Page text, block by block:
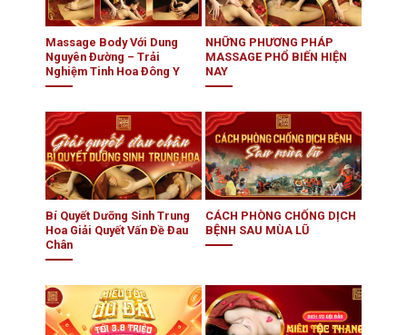
Massage Body Với Dung
Nguyên Đường – Trải
Nghiệm Tinh Hoa Đông Y
NHỮNG PHƯƠNG PHÁP
MASSAGE PHỔ BIẾN HIỆN
NAY
Bí Quyết Dưỡng Sinh Trung
Hoa Giải Quyết Vấn Đề Đau
Chân
CÁCH PHÒNG CHỐNG DỊCH
BỆNH SAU MÙA LŨ